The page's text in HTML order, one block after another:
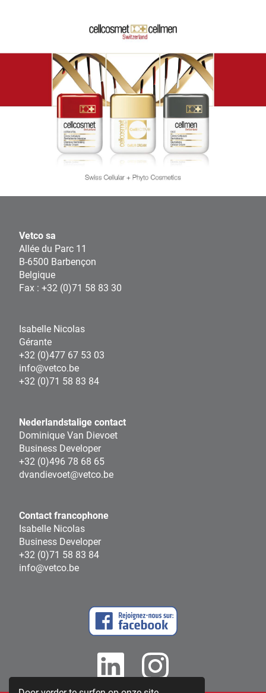
Vetco sa
Allée du Parc 11
B-6500 Barbençon
Belgique
Fax : +32 (0)71 58 83 30
Isabelle Nicolas
Gérante
+32 (0)477 67 53 03
info@vetco.be
+32 (0)71 58 83 84
Nederlandstalige contact
Dominique Van Dievoet
Business Developer
+32 (0)496 78 68 65
dvandievoet@vetco.be
Contact francophone
Isabelle Nicolas
Business Developer
+32 (0)71 58 83 84
info@vetco.be